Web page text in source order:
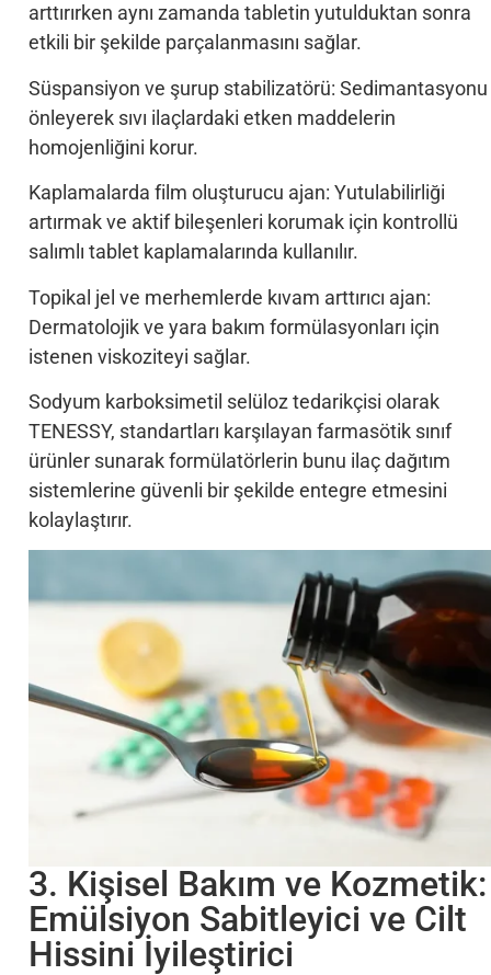
arttırırken aynı zamanda tabletin yutulduktan sonra
etkili bir şekilde parçalanmasını sağlar.
Süspansiyon ve şurup stabilizatörü: Sedimantasyonu
önleyerek sıvı ilaçlardaki etken maddelerin
homojenliğini korur.
Kaplamalarda film oluşturucu ajan: Yutulabilirliği
artırmak ve aktif bileşenleri korumak için kontrollü
salımlı tablet kaplamalarında kullanılır.
Topikal jel ve merhemlerde kıvam arttırıcı ajan:
Dermatolojik ve yara bakım formülasyonları için
istenen viskoziteyi sağlar.
Sodyum karboksimetil selüloz tedarikçisi olarak
TENESSY, standartları karşılayan farmasötik sınıf
ürünler sunarak formülatörlerin bunu ilaç dağıtım
sistemlerine güvenli bir şekilde entegre etmesini
kolaylaştırır.
3. Kişisel Bakım ve Kozmetik:
Emülsiyon Sabitleyici ve Cilt
Hissini İyileştirici